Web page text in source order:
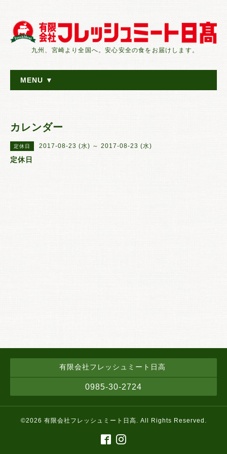
九州、宮崎より全国へ。安心安全の食をお届けします。
MENU ▼
カレンダー
定休日 2017-08-23 (水) ～ 2017-08-23 (水)
定休日
有限会社フレッシュミート日高
0985-30-2724
©2026 有限会社フレッシュミート日高. All Rights Reserved.